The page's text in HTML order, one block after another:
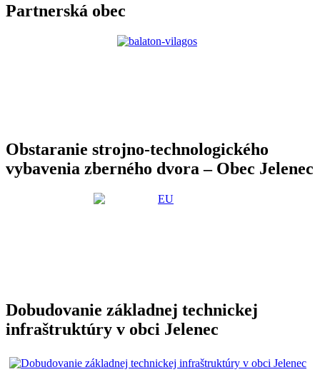
Partnerská obec
Obstaranie strojno-technologického
vybavenia zberného dvora – Obec Jelenec
Dobudovanie základnej technickej
infraštruktúry v obci Jelenec